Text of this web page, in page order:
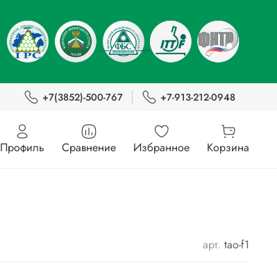
+7(3852)-500-767 +7-913-212-0948
Профиль Сравнение Избранное Корзина
арт. tao-f1